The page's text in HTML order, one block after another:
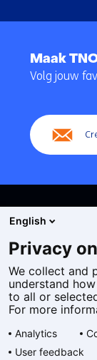
Maak
Volg jouw
Cookies
Privacy
Algemene
English
Privacy
We collect and
understand
to all or
For more
Analytics
User feedback